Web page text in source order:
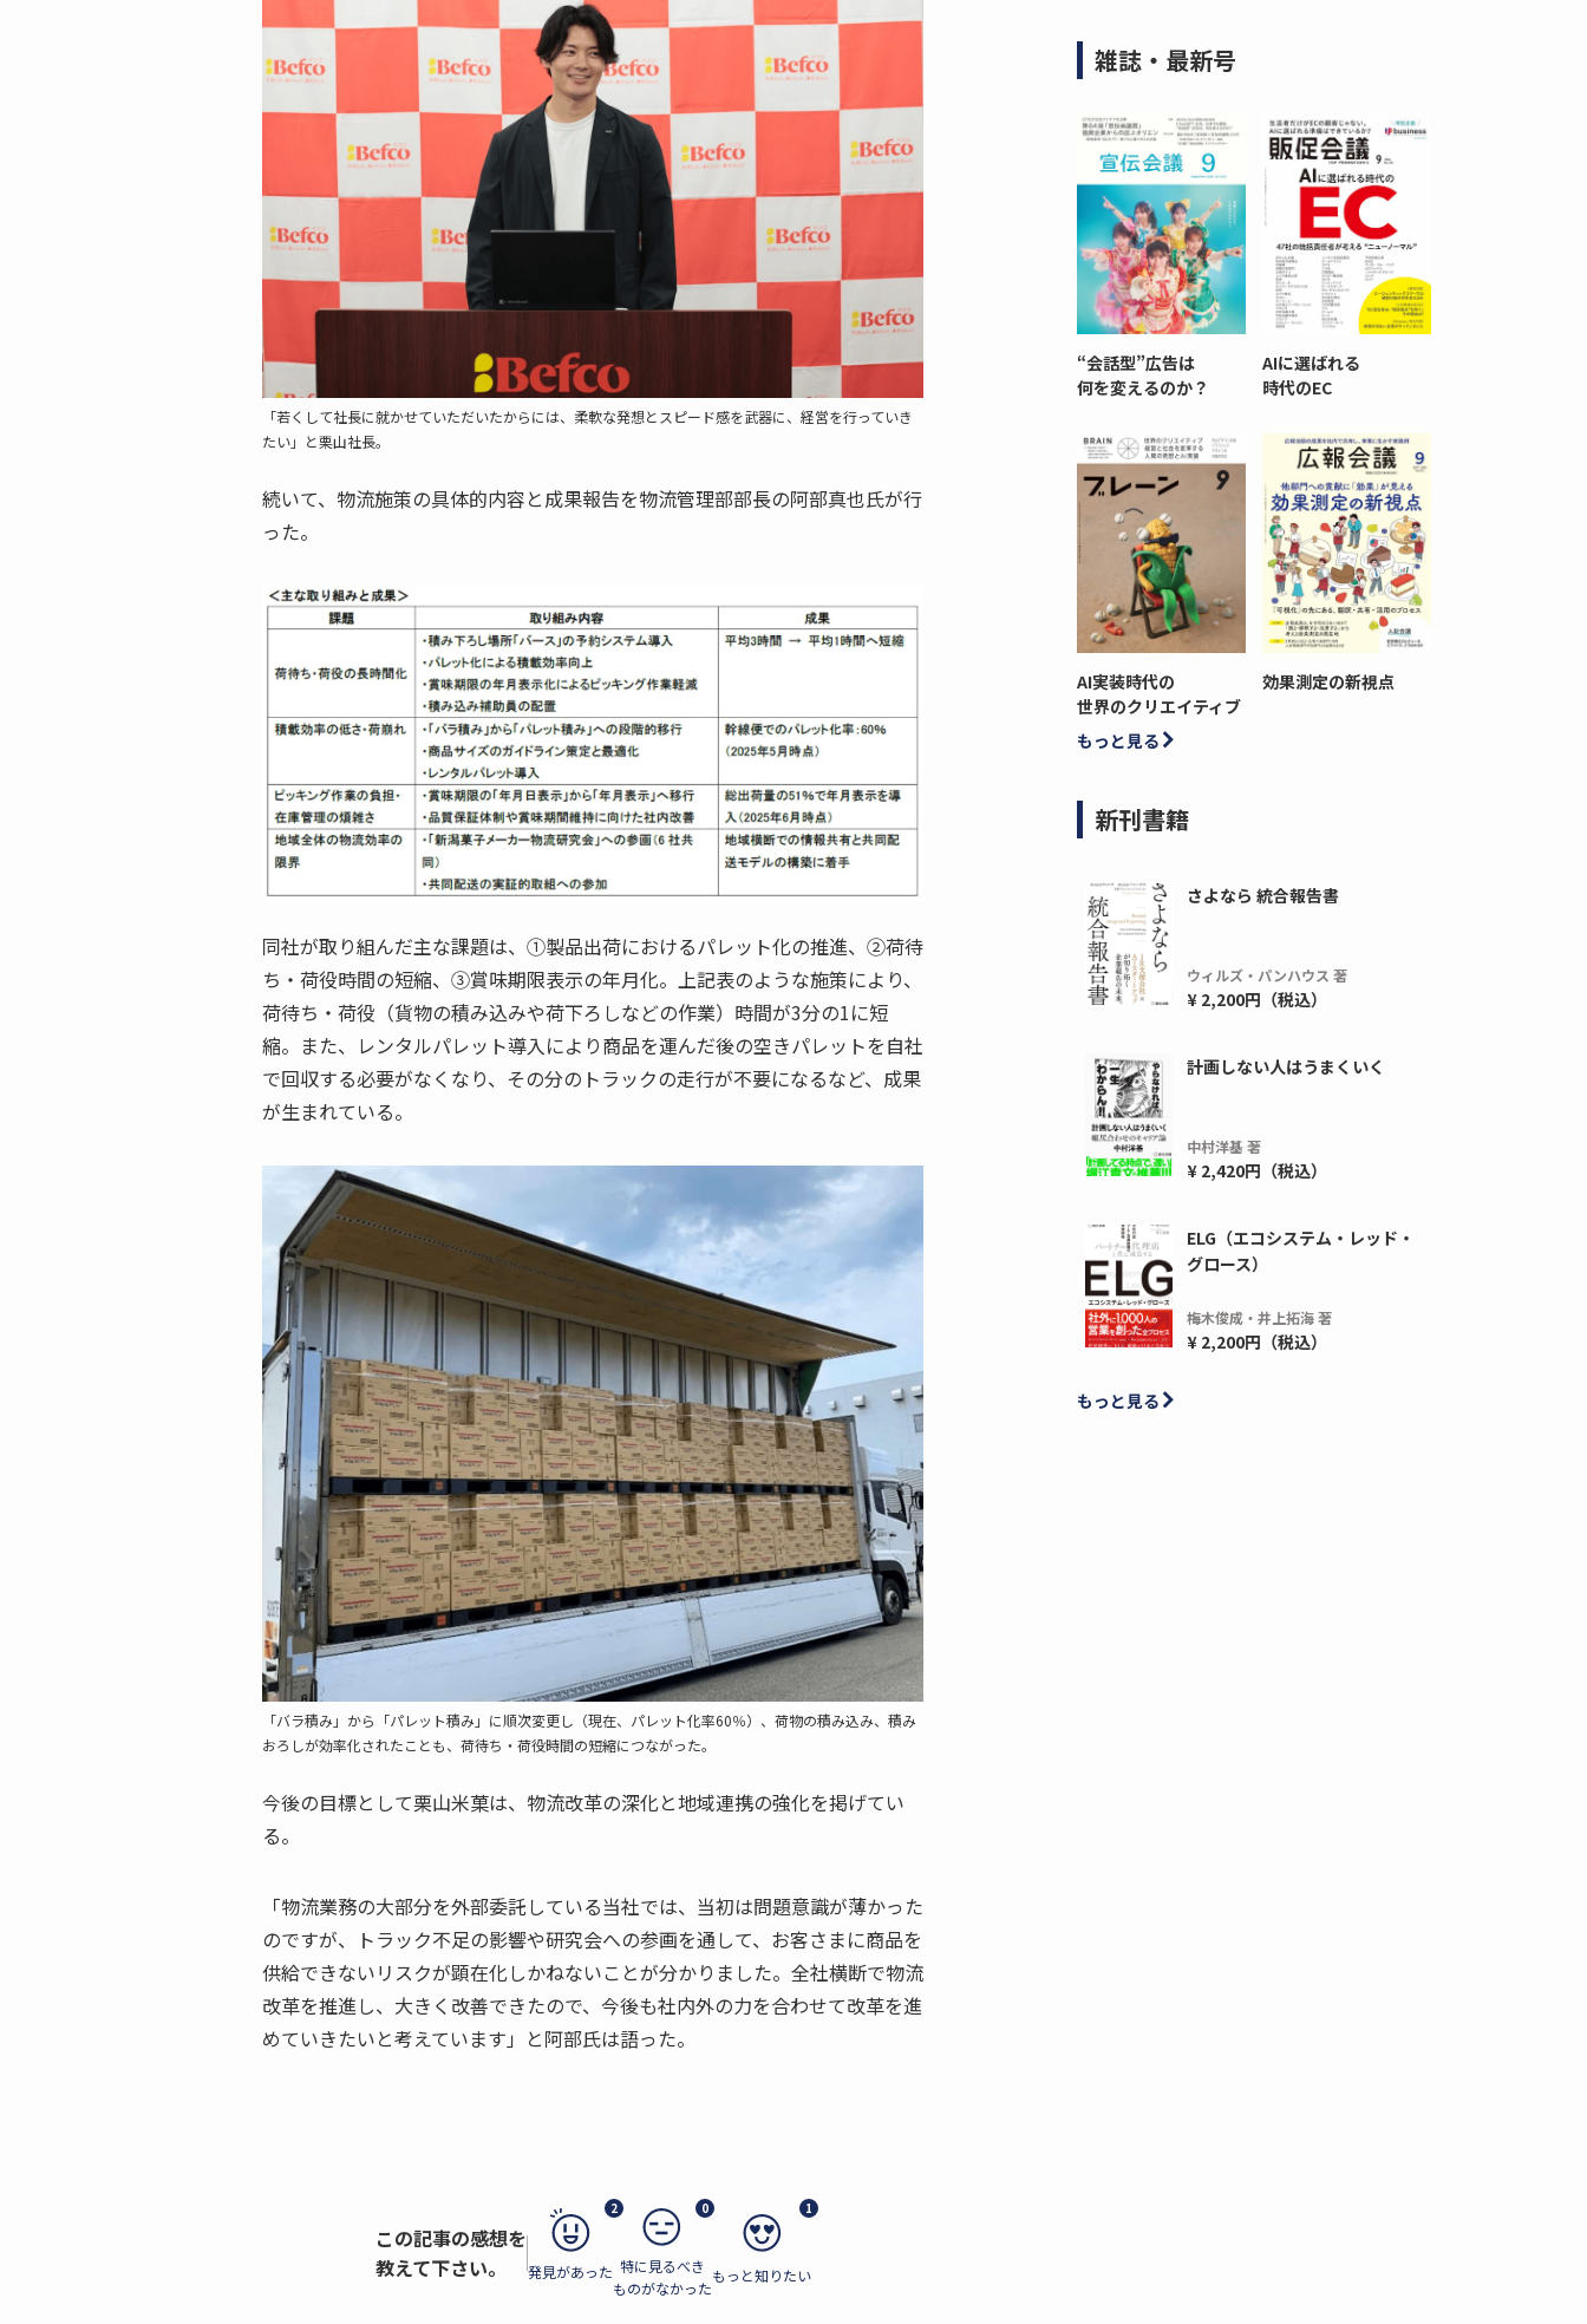
「若くして社長に就かせていただいたからには、柔軟な発想とスピード感を武器に、経営を行っていき
たい」と栗山社長。
続いて、物流施策の具体的内容と成果報告を物流管理部部長の阿部真也氏が行
った。
同社が取り組んだ主な課題は、①製品出荷におけるパレット化の推進、②荷待
ち・荷役時間の短縮、③賞味期限表示の年月化。上記表のような施策により、
荷待ち・荷役（貨物の積み込みや荷下ろしなどの作業）時間が3分の1に短
縮。また、レンタルパレット導入により商品を運んだ後の空きパレットを自社
で回収する必要がなくなり、その分のトラックの走行が不要になるなど、成果
が生まれている。
「バラ積み」から「パレット積み」に順次変更し（現在、パレット化率60％）、荷物の積み込み、積み
おろしが効率化されたことも、荷待ち・荷役時間の短縮につながった。
今後の目標として栗山米菓は、物流改革の深化と地域連携の強化を掲げてい
る。
「物流業務の大部分を外部委託している当社では、当初は問題意識が薄かった
のですが、トラック不足の影響や研究会への参画を通して、お客さまに商品を
供給できないリスクが顕在化しかねないことが分かりました。全社横断で物流
改革を推進し、大きく改善できたので、今後も社内外の力を合わせて改革を進
めていきたいと考えています」と阿部氏は語った。
この記事の感想を
教えて下さい。
2
発見があった
0
特に見るべき
ものがなかった
1
もっと知りたい
雑誌・最新号
“会話型”広告は
何を変えるのか？
AIに選ばれる
時代のEC
AI実装時代の
世界のクリエイティブ
効果測定の新視点
もっと見る
新刊書籍
さよなら 統合報告書
ウィルズ・パンハウス 著
¥ 2,200円（税込）
計画しない人はうまくいく
中村洋基 著
¥ 2,420円（税込）
ELG（エコシステム・レッド・
グロース）
梅木俊成・井上拓海 著
¥ 2,200円（税込）
もっと見る